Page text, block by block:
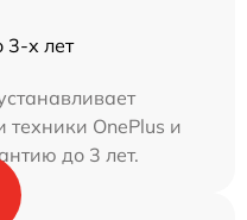
3-х лет
техники OnePlus и
до 3 лет.